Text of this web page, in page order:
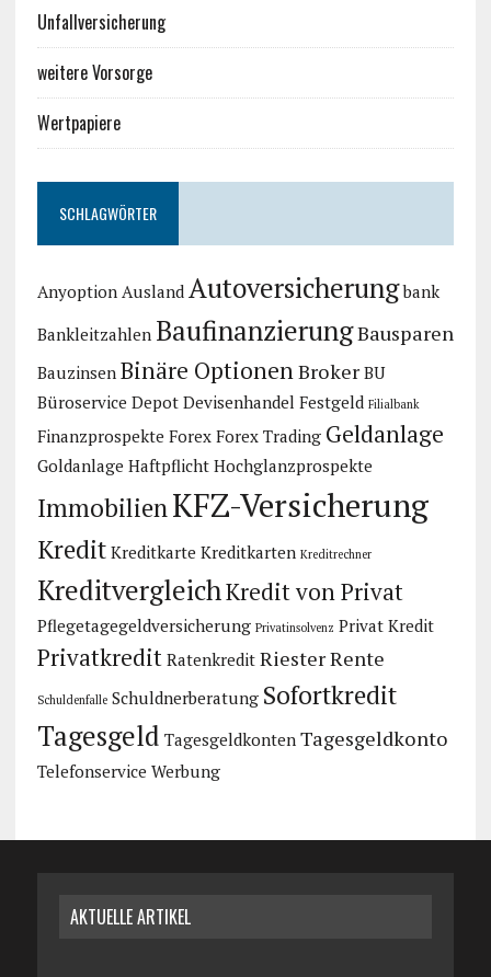
Unfallversicherung
weitere Vorsorge
Wertpapiere
SCHLAGWÖRTER
Anyoption Ausland Autoversicherung bank
Bankleitzahlen BaufinanzierungBausparen
Bauzinsen Binäre OptionenBroker BU
Büroservice Depot Devisenhandel Festgeld Filialbank
Finanzprospekte Forex Forex Trading Geldanlage
Goldanlage Haftpflicht Hochglanzprospekte
ImmobilienKFZ-Versicherung
Kredit Kreditkarte Kreditkarten Kreditrechner
KreditvergleichKredit von Privat
Pflegetagegeldversicherung Privatinsolvenz Privat Kredit
Privatkredit Ratenkredit Riester Rente
Schuldenfalle Schuldnerberatung Sofortkredit
Tagesgeld Tagesgeldkonten Tagesgeldkonto
Telefonservice Werbung
AKTUELLE ARTIKEL